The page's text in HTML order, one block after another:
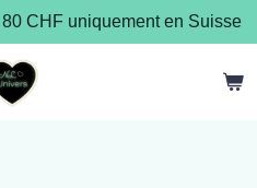
CHF uniquement en Suisse